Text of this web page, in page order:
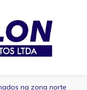
na zona norte